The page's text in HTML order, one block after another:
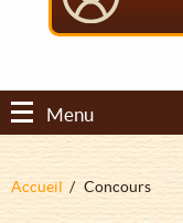
Menu
Fil
Accueil Concours